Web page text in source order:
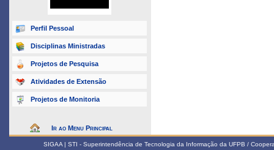
Perfil Pessoal
Disciplinas Ministradas
Projetos de Pesquisa
Atividades de Extensão
Projetos de Monitoria
Ir ao Menu Principal
SIGAA | STI - Superintendência de Tecnologia da Informação da UFPB /